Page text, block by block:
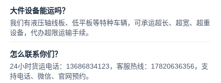
大件设备能运吗？
我们有液压轴线板、低平板等特种车辆，可承运超长、超宽、超重
设备，代办超限运输手续。
怎么联系你们？
24小时货运电话：13686834123，客服热线：17820636356，支
持电话、微信、官网预约。